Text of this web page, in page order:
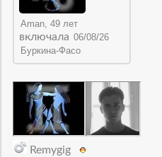
включала
Remygig